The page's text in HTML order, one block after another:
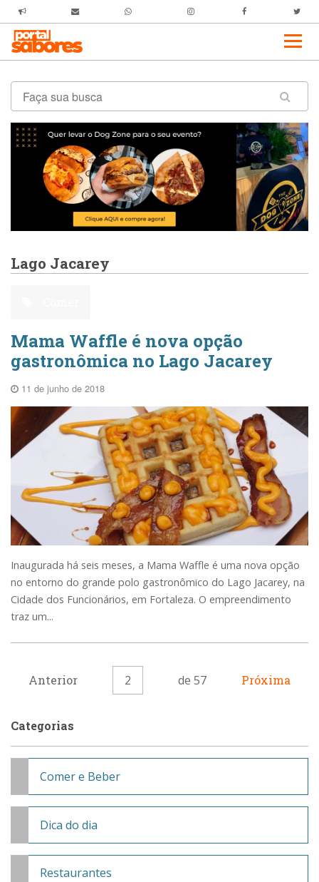
Lago Jacarey
Mama Waffle é nova opção
gastronômica no Lago Jacarey
11 de junho de 2018
Inaugurada há seis meses, a Mama Waffle é uma nova opção
no entorno do grande polo gastronômico do Lago Jacarey, na
Cidade dos Funcionários, em Fortaleza. O empreendimento
traz um...
Anterior 2 de 57 Próxima
Categorias
Comer e Beber
Dica do dia
Restaurantes